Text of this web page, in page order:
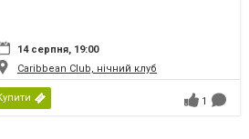
14 серпня, 19:00
Caribbean Club, нічний клуб
1